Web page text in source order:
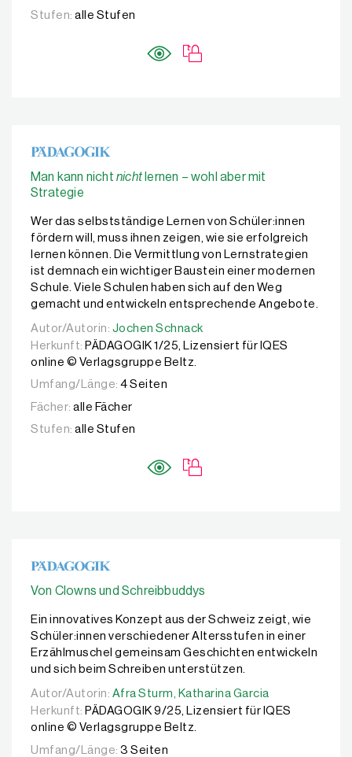
Stufen: alle Stufen
Man kann nicht nicht lernen – wohl aber mit
Strategie
Wer das selbstständige Lernen von Schüler:innen
fördern will, muss ihnen zeigen, wie sie erfolgreich
lernen können. Die Vermittlung von Lernstrategien
ist demnach ein wichtiger Baustein einer modernen
Schule. Viele Schulen haben sich auf den Weg
gemacht und entwickeln entsprechende Angebote.
Autor/Autorin: Jochen Schnack
Autor/Autorin: Jochen Schnack
Herkunft: PÄDAGOGIK 1/25, Lizensiert für IQES
online © Verlagsgruppe Beltz.
Umfang/Länge: 4 Seiten
Fächer: alle Fächer
Stufen: alle Stufen
Von Clowns und Schreibbuddys
Ein innovatives Konzept aus der Schweiz zeigt, wie
Schüler:innen verschiedener Altersstufen in einer
Erzählmuschel gemeinsam Geschichten entwickeln
und sich beim Schreiben unterstützen.
Autor/Autorin: Afra Sturm, Katharina Garcia
Autor/Autorin: Afra Sturm, Katharina Garcia
Herkunft: PÄDAGOGIK 9/25, Lizensiert für IQES
online © Verlagsgruppe Beltz.
Umfang/Länge: 3 Seiten